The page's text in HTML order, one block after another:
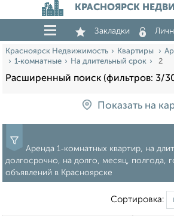
КРАСНОЯРСК
Закладки
Красноярск Недвижимость Квартиры
1‑комнатные
На длительный срок 2
Расширенный поиск (фильтров: 3/
Показать на
Аренда 1‑комнатных квартир, на
долгосрочно, на долго, месяц, полгода,
объявлений в Красноярске
Сортировка: